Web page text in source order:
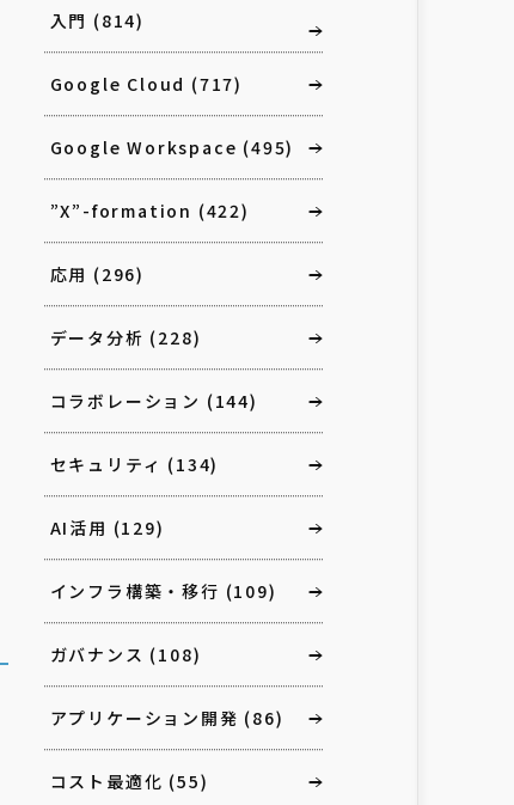
入門 (814)
Google Cloud (717)
Google Workspace (495)
”X”-formation (422)
応用 (296)
データ分析 (228)
コラボレーション (144)
セキュリティ (134)
AI活用 (129)
インフラ構築・移行 (109)
ガバナンス (108)
アプリケーション開発 (86)
コスト最適化 (55)